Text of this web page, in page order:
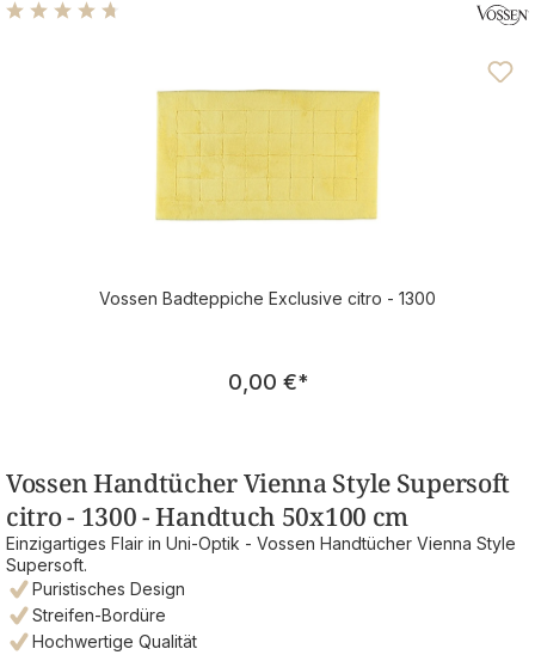
Vossen Badteppiche Exclusive citro - 1300
Regulärer Preis:
0,00 €*
Vossen Handtücher Vienna Style Supersoft
citro - 1300 - Handtuch 50x100 cm
Einzigartiges Flair in Uni-Optik - Vossen Handtücher Vienna Style
Supersoft.
Puristisches Design
Streifen-Bordüre
Hochwertige Qualität